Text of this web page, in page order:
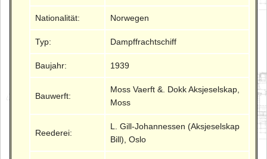
Nationalität: Norwegen
Typ: Dampffrachtschiff
Baujahr: 1939
Bauwerft:
Moss Vaerft &. Dokk Aksjeselskap,
Moss
Reederei:
L. Gill-Johannessen (Aksjeselskap
Bill), Oslo